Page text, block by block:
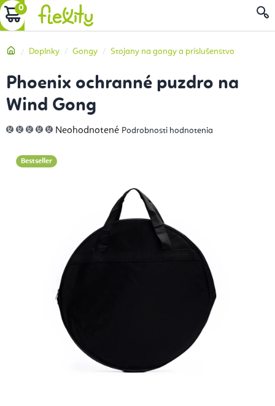
Prejsť
na
NÁKUPNÝ
DomovDoplnky Gongy Stojany na gongy a príslušenstvo
Phoenix ochranné puzdro na
Wind Gong
Priemerné
hodnotenie
0,0
z
Neohodnotené Podrobnosti hodnotenia
Bestseller